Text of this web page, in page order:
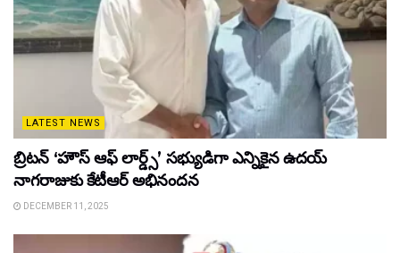
LATEST NEWS
బ్రిటన్ ‘హౌస్ ఆఫ్ లార్డ్స్’ సభ్యుడిగా ఎన్నికైన ఉదయ్
నాగరాజుకు కేటీఆర్ అభినందన
DECEMBER 11, 2025